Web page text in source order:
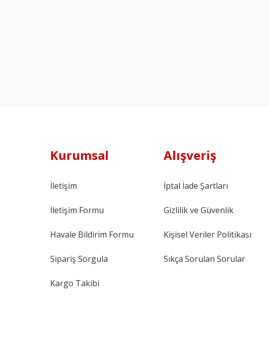
Kurumsal
İletişim
İletişim Formu
Havale Bildirim Formu
Sipariş Sorgula
Kargo Takibi
Alışveriş
İptal İade Şartları
Gizlilik ve Güvenlik
Kişisel Veriler Politikası
Sıkça Sorulan Sorular